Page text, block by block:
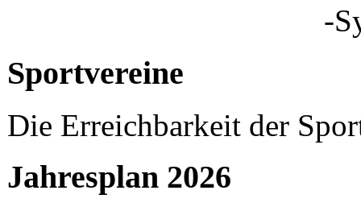
-
Sportvereine
Die Erreichbarkeit der
Jahresplan 2026